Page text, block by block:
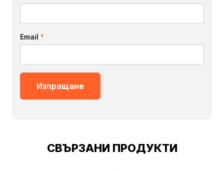
Email *
СВЪРЗАНИ ПРОДУКТИ